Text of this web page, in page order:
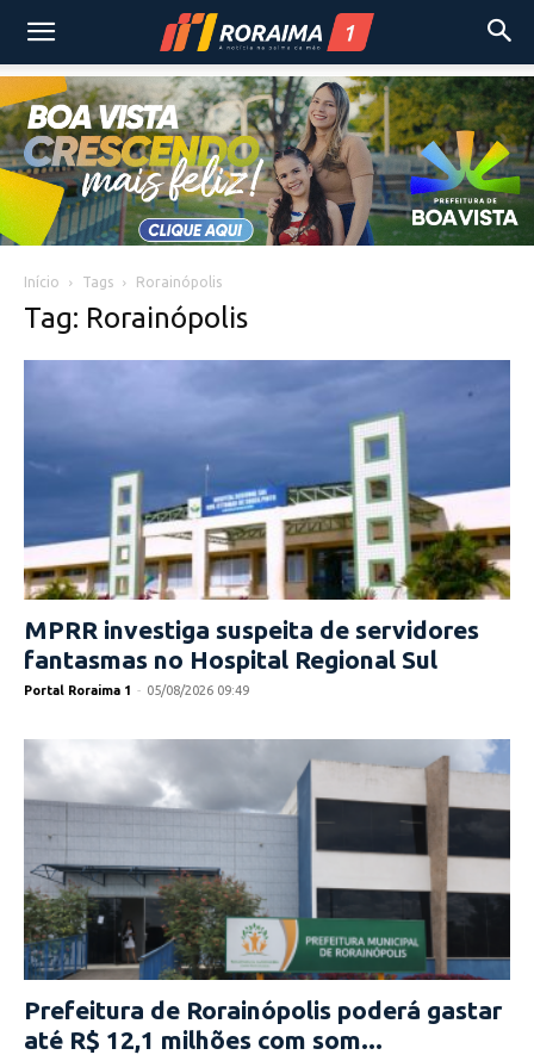
Início Tags Rorainópolis
Tag: Rorainópolis
MPRR investiga suspeita de servidores
fantasmas no Hospital Regional Sul
Portal Roraima 1 - 05/08/2026 09:49
Prefeitura de Rorainópolis poderá gastar
até R$ 12,1 milhões com som...